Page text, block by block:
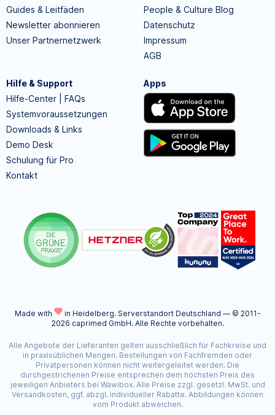
Guides & Leitfäden
Newsletter abonnieren
Unser Partnernetzwerk
People & Culture Blog
Datenschutz
Impressum
AGB
Hilfe & Support
Hilfe-Center | FAQs
Systemvoraussetzungen
Downloads & Links
Demo Desk
Schulung für Pro
Kontakt
Apps
Made with in Heidelberg. Serverstandort Deutschland — © 2011-
2026 caprimed GmbH. Alle Rechte vorbehalten.
Alle Angebote der Lieferanten gelten ausschließlich für Fachkreise und
in praxisüblichen Mengen. Bestellungen von Fachfremden oder
Privatpersonen können nicht weitergeleitet werden. Die
durchgestrichenen Preise entsprechen dem höchsten Preis des
jeweiligen Anbieters bei Wawibox. Alle Preise zzgl. gesetzl. MwSt. und
Versandkosten, ggf. abzgl. individueller Rabatte. Abbildungen können
vom Produkt abweichen.